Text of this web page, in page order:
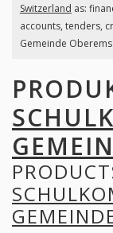
Switzerland as:
accounts, tenders,
Gemeinde